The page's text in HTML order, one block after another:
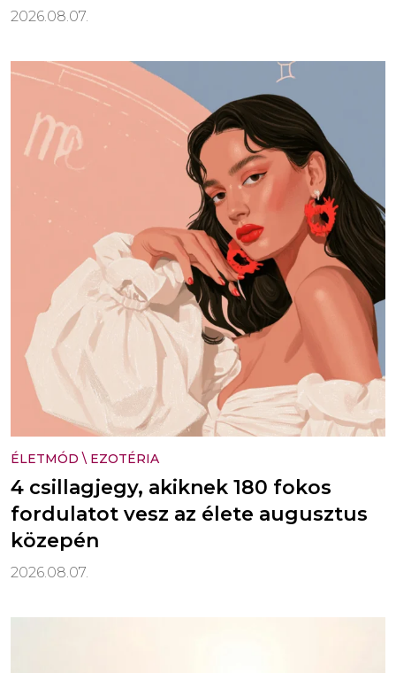
2026.08.07.
ÉLETMÓD \ EZOTÉRIA
4 csillagjegy, akiknek 180 fokos
fordulatot vesz az élete augusztus
közepén
2026.08.07.